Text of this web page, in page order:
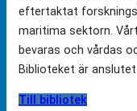
eftertaktat
maritima sektorn.
bevaras och vårdas
Biblioteket är anslutet
Till bibliotek